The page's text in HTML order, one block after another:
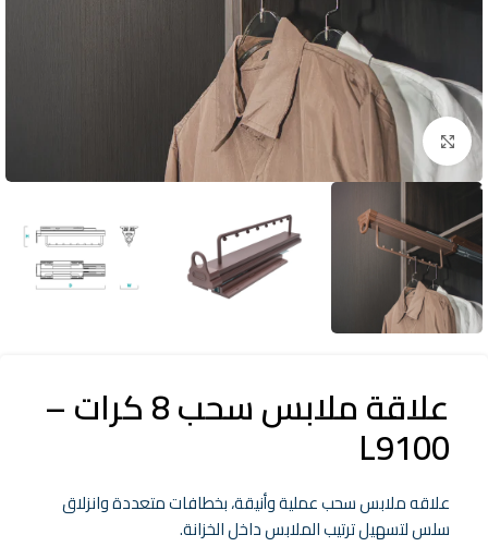
اضغط للتكبير
علاقة ملابس سحب 8 كرات –
L9100
علاقه ملابس سحب عملية وأنيقة، بخطافات متعددة وانزلاق
سلس لتسهيل ترتيب الملابس داخل الخزانة.